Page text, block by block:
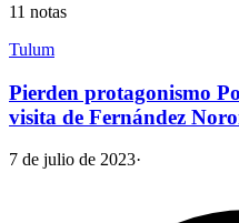
11 notas
Tulum
Pierden protagonismo
visita de Fernández
7 de julio de 2023·